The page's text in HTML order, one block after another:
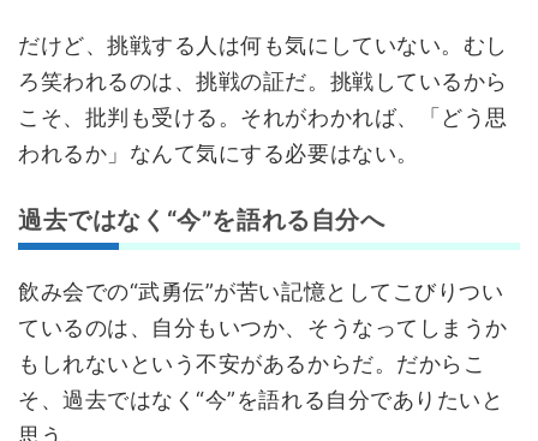
だけど、挑戦する人は何も気にしていない。むし
ろ笑われるのは、挑戦の証だ。挑戦しているから
こそ、批判も受ける。それがわかれば、「どう思
われるか」なんて気にする必要はない。
過去ではなく“今”を語れる自分へ
飲み会での“武勇伝”が苦い記憶としてこびりつい
ているのは、自分もいつか、そうなってしまうか
もしれないという不安があるからだ。だからこ
そ、過去ではなく“今”を語れる自分でありたいと
思う。